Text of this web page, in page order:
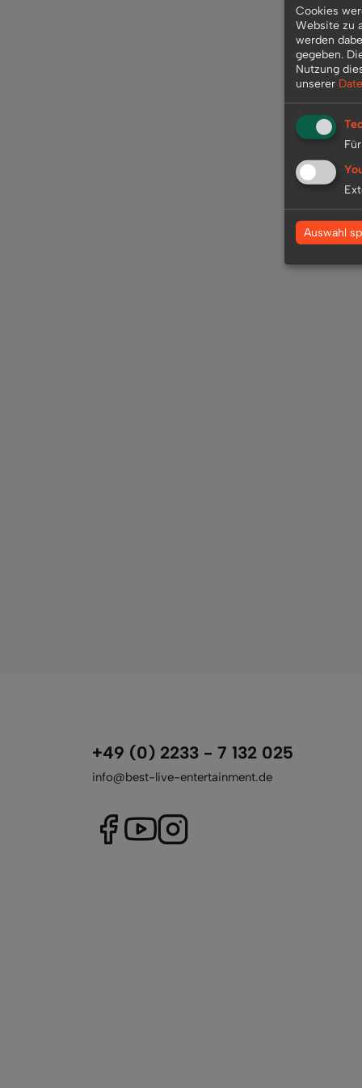
+49 (0) 2233 - 7 132 025
info@best-live-entertainment.de
Cookies
Website zu
werden
gegeben.
Nutzung
unserer
Auswahl